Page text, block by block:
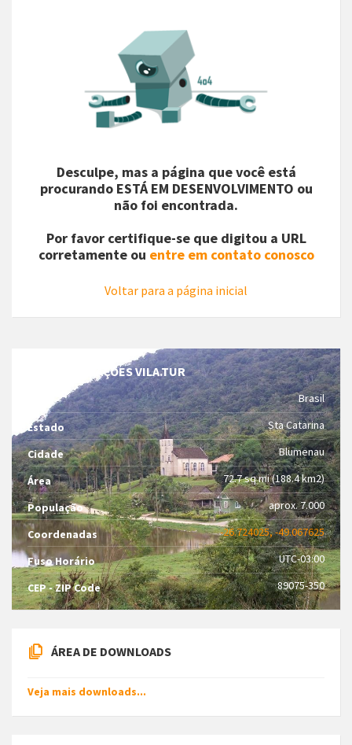
Desculpe, mas a página que você está
procurando ESTÁ EM DESENVOLVIMENTO ou
não foi encontrada.
Por favor certifique-se que digitou a URL
corretamente ou entre em contato conosco
Voltar para a página inicial
INFORMAÇÕES VILA.TUR
Brasil
Estado Sta Catarina
Cidade Blumenau
Área 72.7 sq mi (188.4 km2)
População aprox. 7.000
Coordenadas -26.724025, -49.067625
Fuso Horário UTC-03:00
CEP - ZIP Code 89075-350
ÁREA DE DOWNLOADS
Veja mais downloads...